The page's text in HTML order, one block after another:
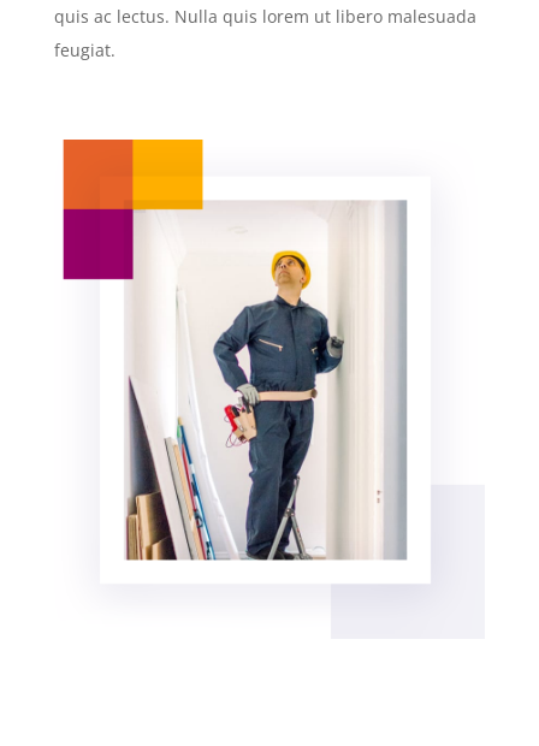
quis ac lectus. Nulla quis lorem ut libero malesuada
feugiat.